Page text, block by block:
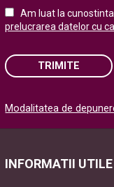
Am luat la
prelucrarea datelor cu
TRIMITE
Please
empty.
Modalitatea de
INFORMATII UTILE